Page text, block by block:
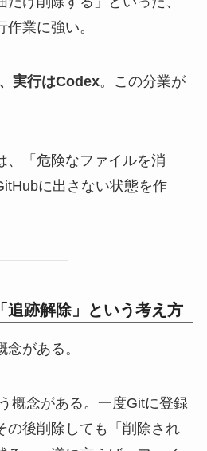
業に強い。
実行はCodex。この分業が
、「危険なファイルを消
に出さない状態を作
追跡解除」という考え方
がある。
概念がある。一度Gitに登録
の後削除しても「削除され